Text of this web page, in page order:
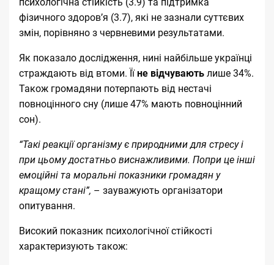
психологічна стійкість (3.9) та підтримка
фізичного здоров’я (3.7), які не зазнали суттєвих
змін, порівняно з червневими результатами.
Як показало дослідження, нині найбільше українці
страждають від втоми. Їїне відчувають лише 34%.
Також громадяни потерпають від нестачі
повноцінного сну (лише 47% мають повноцінний
сон).
“Такі реакції організму є природними для стресу і
при цьому достатньо виснажливими. Попри це інші
емоційні та моральні показники громадян у
кращому стані”, – зауважують організатори
опитування.
Високий показник психологічної стійкості
характеризують також: